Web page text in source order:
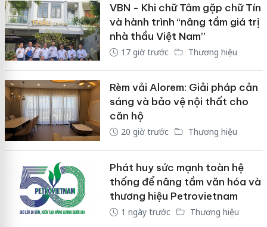
VBN - Khi chữ Tâm gặp chữ Tín
và hành trình “nâng tầm giá trị
nhà thầu Việt Nam”
17 giờ trước Thương hiệu
Rèm vải Alorem: Giải pháp cản
sáng và bảo vệ nội thất cho
căn hộ
20 giờ trước Thương hiệu
Phát huy sức mạnh toàn hệ
thống để nâng tầm văn hóa và
thương hiệu Petrovietnam
1 ngày trước Thương hiệu